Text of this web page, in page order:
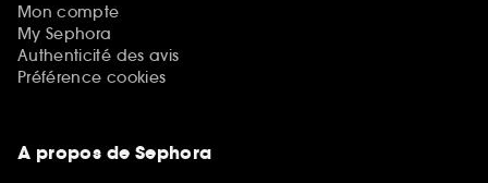
Mon compte
My Sephora
Authenticité des avis
Préférence cookies
A propos de Sephora